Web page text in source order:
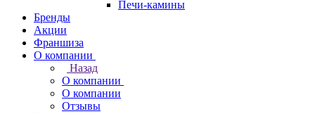
Печи-камины
Бренды
Акции
Франшиза
О компании
Назад
О компании
О компании
Отзывы